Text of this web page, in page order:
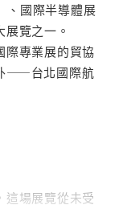
、國際半導體展
覽之一。
專業展的貿協
——台北國際航
場展覽從未受